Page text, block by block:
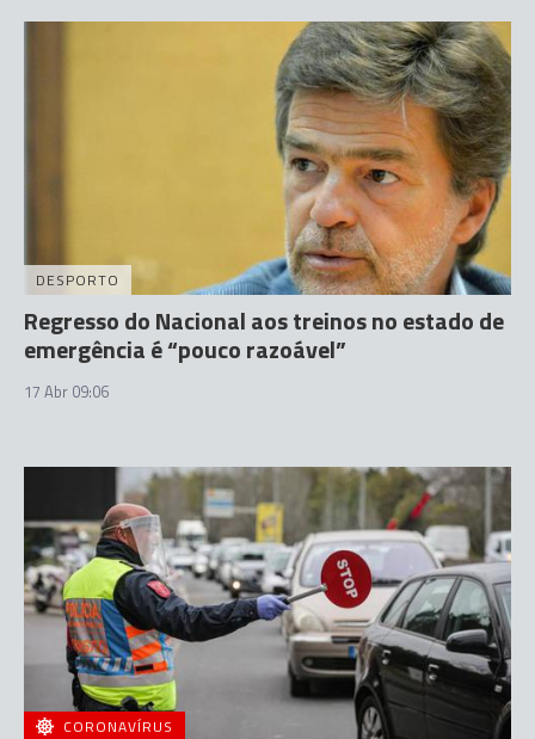
DESPORTO
Regresso do Nacional aos treinos no estado de
emergência é “pouco razoável”
17 Abr 09:06
CORONAVÍRUS